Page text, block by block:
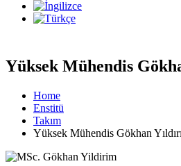
Yüksek Mühendis
Home
Enstitü
Takım
Yüksek Mühendis Gökhan